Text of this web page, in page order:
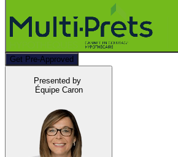
Get Pre-Approved
Presented by
Équipe Caron